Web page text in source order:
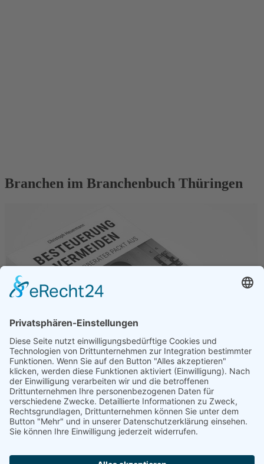
Branchen im Branchenbuch Thüringen
Aktuell eingestellter Filter:Branche: Handwerkskammer (
Möchten Sie den Filter/die Suche weiter verfeinern, können Sie in